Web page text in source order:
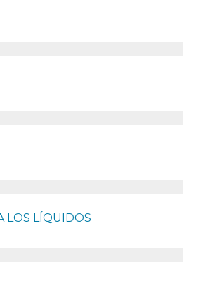
LOS LÍQUIDOS